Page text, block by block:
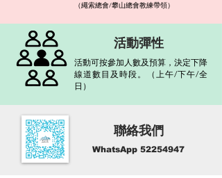
（繩索總會/攀山總會教練帶領）
活動彈性
活動可按參加人數及預算，決定下降
線道數目及時段。（上午/下午/全
日）
聯絡我們
WhatsApp 52254947